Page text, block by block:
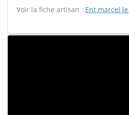
Voir la fiche artisan : Ent marcel